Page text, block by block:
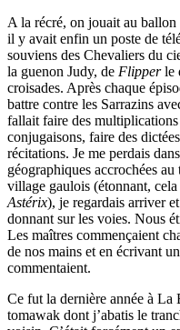
A la récré, on jouait au
il y avait enfin un poste de
souviens des Chevaliers du
la guenon Judy, de Flipperle
croisades. Après chaque
battre contre les Sarrazins
fallait faire des
conjugaisons, faire des
récitations. Je me perdais
géographiques accrochées
village gaulois (étonnant, cela
Astérix), je regardais arriver
donnant sur les voies. Nous
Les maîtres commençaient
de nos mains et en écrivant
commentaient.
Ce fut la dernière année à
tomawak dont j’abatis le